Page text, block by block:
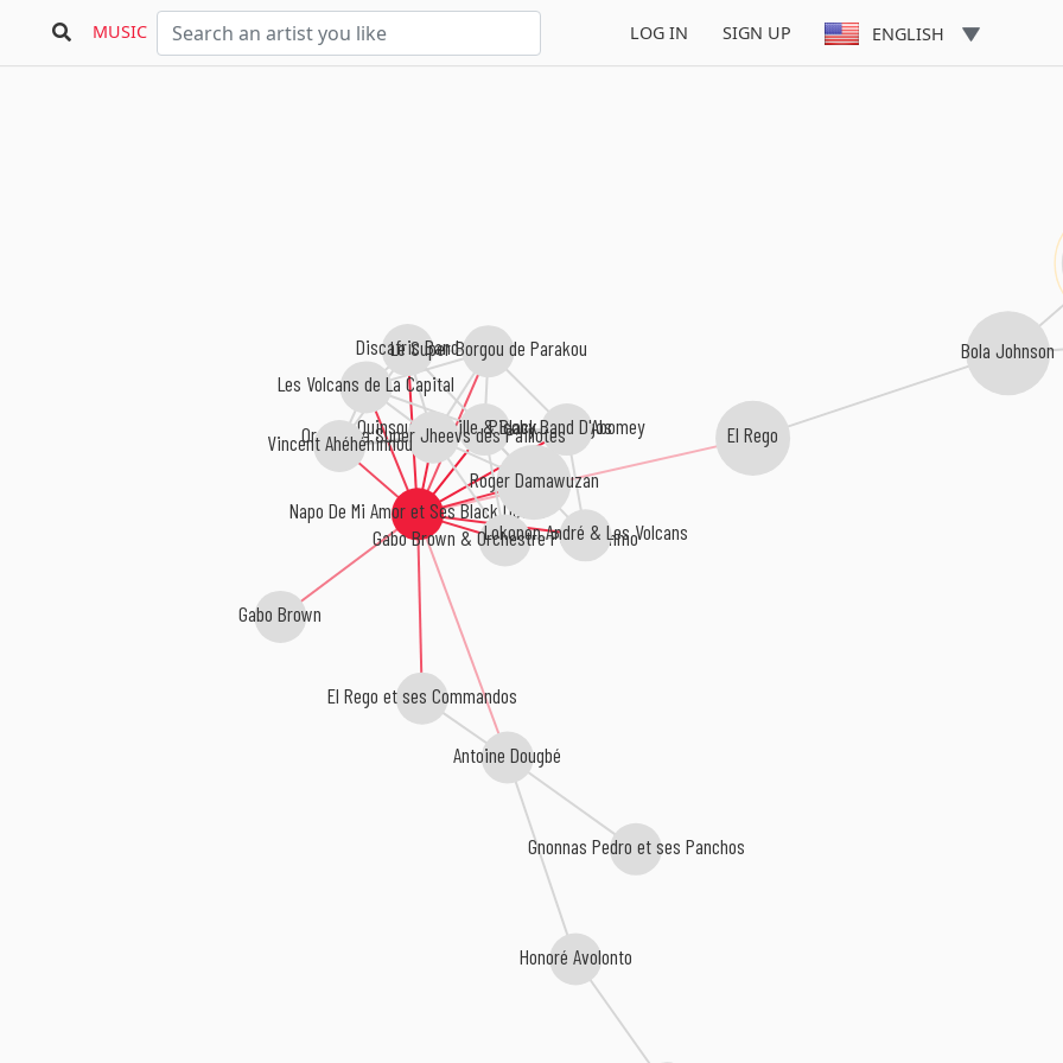
MUSIC LOG IN SIGN UP ENGLISH
Napo De Mi Amor et Ses Black Devils
Ouinsou Corneille & Black Santiagos
Picoby Band D'Abomey
Orchestre Super Jheevs des Paillotes
Discafric Band
Gabo Brown & Orchestre Poly-Rythmo
Lokonon André & Les Volcans
Roger Damawuzan
Les Volcans de La Capital
Vincent Ahéhéhinnou
El Rego et ses Commandos
Le Super Borgou de Parakou
Gabo Brown
Antoine Dougbé
El Rego
Bola Johnson
Honoré Avolonto
Gnonnas Pedro et ses Panchos